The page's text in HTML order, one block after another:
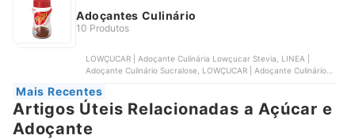
Adoçantes Culinário
10 Produtos
LOWÇUCAR | Adoçante Culinária Lowçucar Stevia, LINEA |
Adoçante Culinário Sucralose, LOWÇUCAR | Adoçante Culinário
Linea de 250 g, ASSUGRIN | Adoçante Culinário Tal e Qual
Mais Recentes
Artigos Úteis Relacionadas a Açúcar e
Adoçante